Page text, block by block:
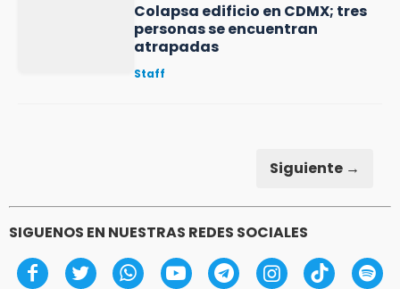
Colapsa edificio en CDMX; tres
personas se encuentran
atrapadas
Staff
Siguiente →
SIGUENOS EN NUESTRAS REDES SOCIALES